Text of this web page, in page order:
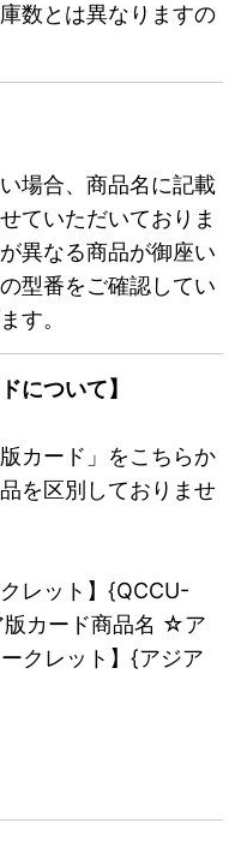
数とは異なりますの
場合、商品名に記載
ていただいておりま
異なる商品が御座い
型番をご確認してい
す。
について】
カード」をこちらか
を区別しておりませ
レット】{QCCU-
版カード商品名 ☆ア
クレット】{アジア